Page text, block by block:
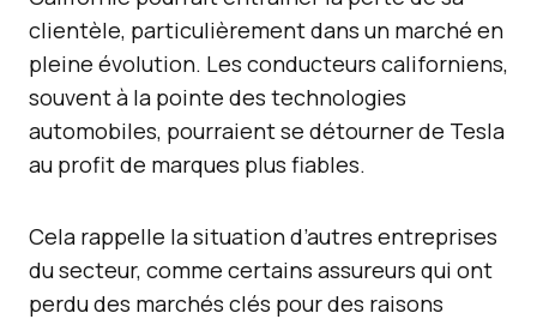
clientèle, particulièrement dans un marché en
pleine évolution. Les conducteurs californiens,
souvent à la pointe des technologies
automobiles, pourraient se détourner de Tesla
au profit de marques plus fiables.
Cela rappelle la situation d’autres entreprises
du secteur, comme certains assureurs qui ont
perdu des marchés clés pour des raisons